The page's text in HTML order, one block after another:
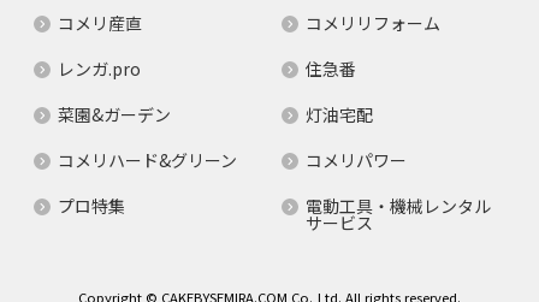
コメリ産直
コメリリフォーム
レンガ.pro
住急番
菜園&ガーデン
灯油宅配
コメリハード&グリーン
コメリパワー
プロ特集
電動工具・機械レンタル
サービス
Copyright © CAKEBYSEMIRA.COM Co.,Ltd. All rights reserved.